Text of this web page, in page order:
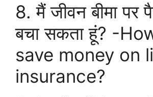
8. मैं जीवन बीमा
बचा सकता हूं? -
save money on
insurance?